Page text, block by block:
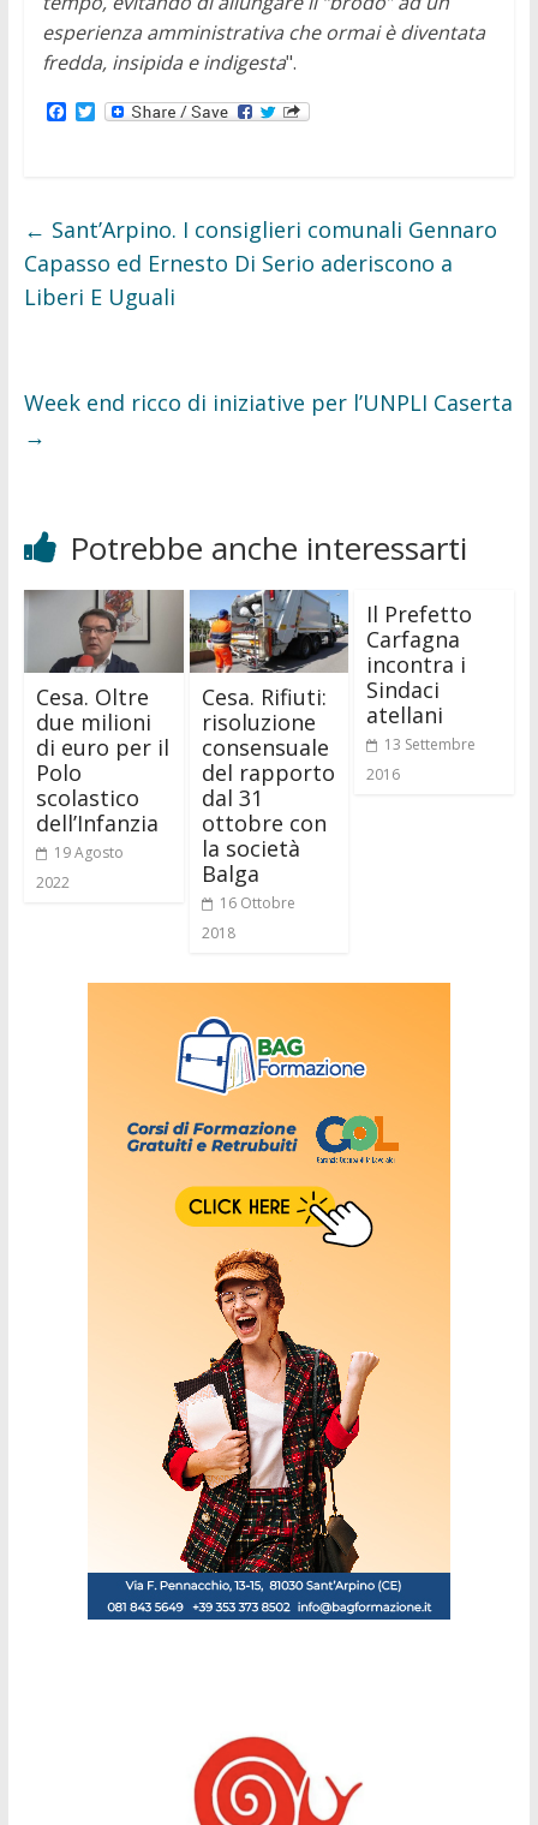
esperienza amministrativa che ormai è diventata
fredda, insipida e indigesta".
F
o
k
T
r
← Sant’Arpino. I consiglieri comunali Gennaro
Capasso ed Ernesto Di Serio aderiscono a
Liberi E Uguali
Week end ricco di iniziative per l’UNPLI Caserta
→
Potrebbe anche interessarti
Cesa. Oltre
due milioni
di euro per il
Polo
scolastico
dell’Infanzia
19 Agosto
2022
Cesa. Rifiuti:
risoluzione
consensuale
del rapporto
dal 31
ottobre con
la società
Balga
16 Ottobre
2018
Il Prefetto
Carfagna
incontra i
Sindaci
atellani
13 Settembre
2016